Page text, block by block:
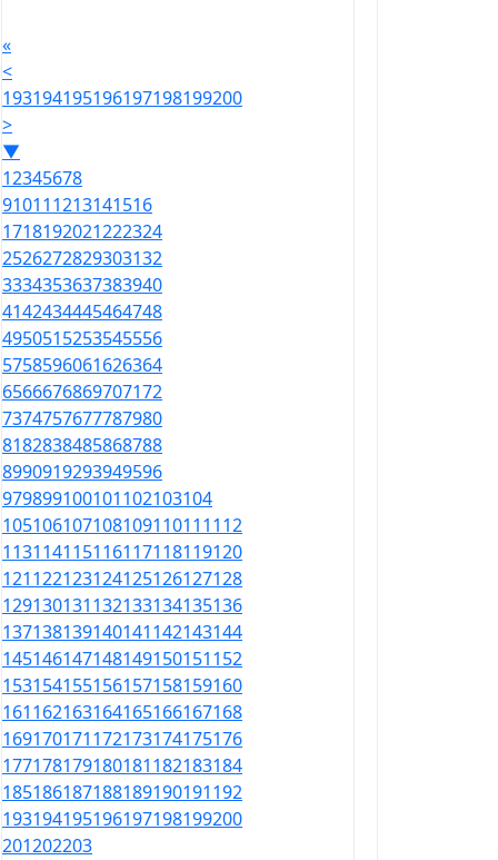
«
<
193194195196197198199200
>
▼
12345678
910111213141516
1718192021222324
2526272829303132
3334353637383940
4142434445464748
4950515253545556
5758596061626364
6566676869707172
7374757677787980
8182838485868788
8990919293949596
979899100101102103104
105106107108109110111112
113114115116117118119120
121122123124125126127128
129130131132133134135136
137138139140141142143144
145146147148149150151152
153154155156157158159160
161162163164165166167168
169170171172173174175176
177178179180181182183184
185186187188189190191192
193194195196197198199200
201202203